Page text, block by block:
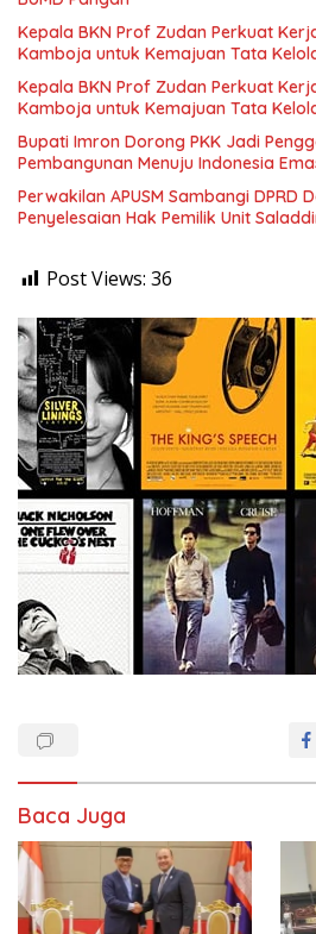
Kepala BKN Prof Zudan Perkuat
Kamboja untuk Kemajuan Tata Kelola
Kepala BKN Prof Zudan Perkuat
Kamboja untuk Kemajuan Tata Kelola
Bupati Imron Dorong PKK Jadi
Pembangunan Menuju Indonesia
Perwakilan APUSM Sambangi DPRD
Penyelesaian Hak Pemilik Unit
Post Views: 36
Baca Juga